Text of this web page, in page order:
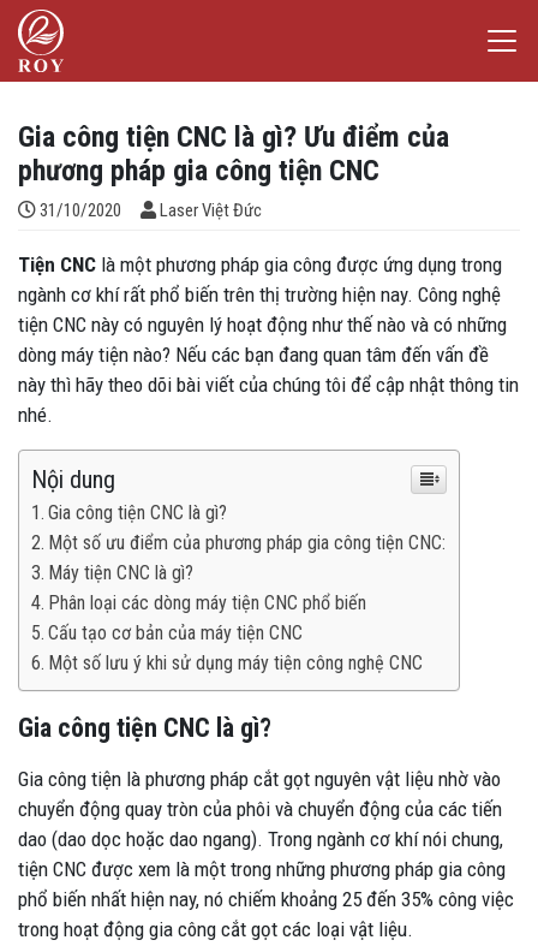
Chuyển đến nội dung
Laser Việt Đức
Gia công tiện CNC là gì? Ưu điểm của
phương pháp gia công tiện CNC
31/10/2020 Đăng bởi
Laser Việt Đức
Tiện CNC là một phương pháp gia công được ứng dụng trong
ngành cơ khí rất phổ biến trên thị trường hiện nay. Công nghệ
tiện CNC này có nguyên lý hoạt động như thế nào và có những
dòng máy tiện nào? Nếu các bạn đang quan tâm đến vấn đề
này thì hãy theo dõi bài viết của chúng tôi để cập nhật thông tin
nhé.
Nội dung
Gia công tiện CNC là gì?
Một số ưu điểm của phương pháp gia công tiện CNC:
Máy tiện CNC là gì?
Phân loại các dòng máy tiện CNC phổ biến
Cấu tạo cơ bản của máy tiện CNC
Một số lưu ý khi sử dụng máy tiện công nghệ CNC
Gia công tiện CNC là gì?
Gia công tiện là phương pháp cắt gọt nguyên vật liệu nhờ vào
chuyển động quay tròn của phôi và chuyển động của các tiến
dao (dao dọc hoặc dao ngang). Trong ngành cơ khí nói chung,
tiện CNC được xem là một trong những phương pháp gia công
phổ biến nhất hiện nay, nó chiếm khoảng 25 đến 35% công việc
trong hoạt động gia công cắt gọt các loại vật liệu.